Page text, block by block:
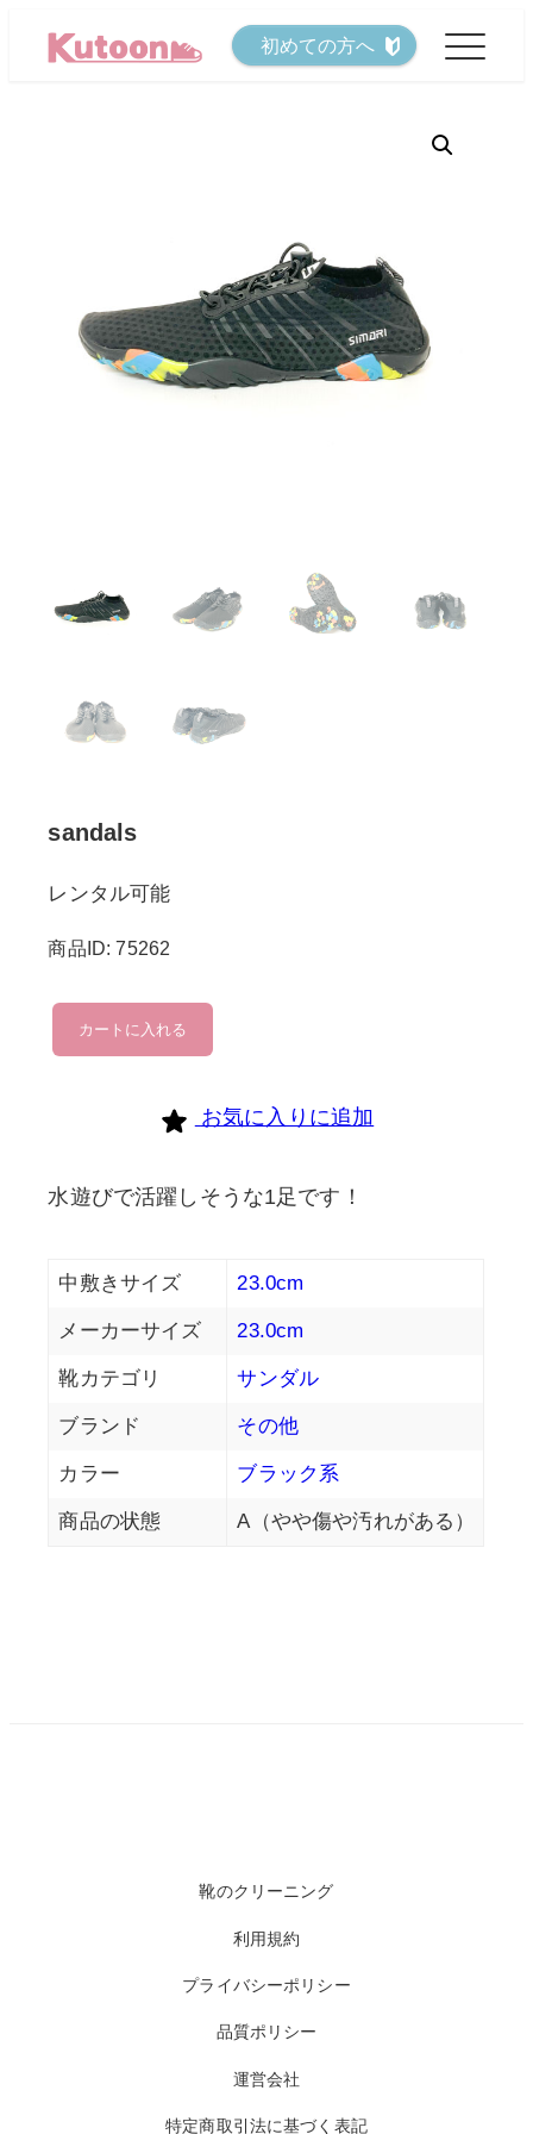
初めての方へ
sandals
レンタル可能
商品ID: 75262
sandals
個
カートに入れる
お気に入りに追加
水遊びで活躍しそうな1足です！
中敷きサイズ 23.0cm
メーカーサイズ 23.0cm
靴カテゴリ サンダル
ブランド その他
カラー ブラック系
商品の状態 A（やや傷や汚れがある）
靴のクリーニング
利用規約
プライバシーポリシー
品質ポリシー
運営会社
特定商取引法に基づく表記